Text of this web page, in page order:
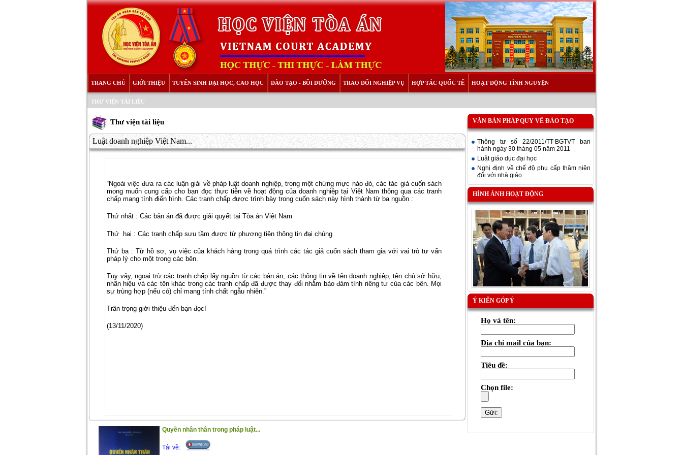
TRANG CHỦ GIỚI THIỆU TUYỂN SINH ĐẠI HỌC, CAO HỌC ĐÀO TẠO - BỒI DƯỠNG TRAO ĐỔI NGHIỆP VỤ HỢP TÁC QUỐC TẾ HOẠT ĐỘNG TÌNH NGUYỆN
THƯ VIỆN TÀI LIỆU
Thư viện tài liệu
Luật doanh nghiệp Việt Nam...
“Ngoài việc đưa ra các luận giải về pháp luật doanh nghiệp, trong một chừng mực nào đó, các tác giả cuốn sách
mong muốn cung cấp cho bạn đọc thực tiễn về hoạt động của doanh nghiệp tại Việt Nam thông qua các tranh
chấp mang tính điển hình. Các tranh chấp được trình bày trong cuốn sách này hình thành từ ba nguồn :
Thứ nhất : Các bản án đã được giải quyết tại Tòa án Việt Nam
Thứ hai : Các tranh chấp sưu tầm được từ phương tiện thông tin đại chúng
Thứ ba : Từ hồ sơ, vụ việc của khách hàng trong quá trình các tác giả cuốn sách tham gia với vai trò tư vấn
pháp lý cho một trong các bên.
Tuy vậy, ngoai trừ các tranh chấp lấy nguồn từ các bản án, các thông tin về tên doanh nghiệp, tên chủ sở hữu,
nhãn hiệu và các tên khác trong các tranh chấp đã được thay đổi nhằm bảo đảm tính riêng tư của các bên. Mọi
sự trùng hợp (nếu có) chỉ mang tính chất ngẫu nhiên.”
Trân trọng giới thiệu đến bạn đọc!
(13/11/2020)
Quyền nhân thân trong pháp luật...
Tải về:
VĂN BẢN PHÁP QUY VỀ ĐÀO TẠO
Thông tư số 22/2011/TT-BGTVT ban
hành ngày 30 tháng 05 năm 2011
Luật giáo dục đại học
Nghị định về chế độ phụ cấp thâm niên
đối với nhà giáo
HÌNH ẢNH HOẠT ĐỘNG
Ý KIẾN GÓP Ý
Họ và tên:
Địa chỉ mail của bạn:
Tiêu đề:
Chọn file: